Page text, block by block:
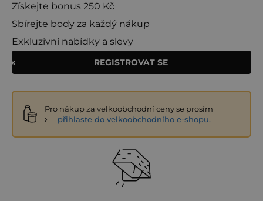
Získejte bonus 250 Kč
Sbírejte body za každý nákup
Exkluzivní nabídky a slevy
REGISTROVAT SE
Pro nákup za velkoobchodní ceny se prosím
přihlaste do velkoobchodního e-shopu.